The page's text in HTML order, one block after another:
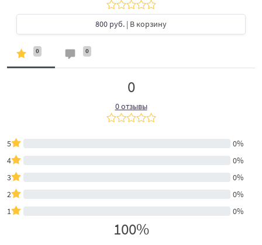
800 руб. | В корзину
0 0
0
0 отзывы
5
0%
4
0%
3
0%
2
0%
1
0%
100%